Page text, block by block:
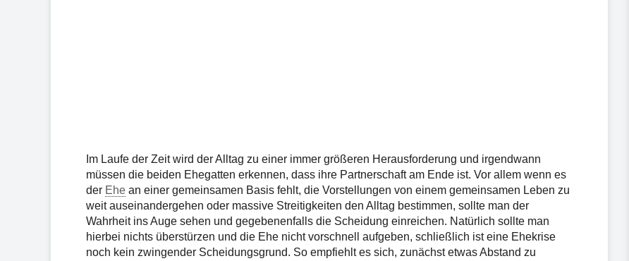
Im Laufe der Zeit wird der Alltag zu einer immer größeren Herausforderung und irgendwann
müssen die beiden Ehegatten erkennen, dass ihre Partnerschaft am Ende ist. Vor allem wenn es
der Ehe an einer gemeinsamen Basis fehlt, die Vorstellungen von einem gemeinsamen Leben zu
weit auseinandergehen oder massive Streitigkeiten den Alltag bestimmen, sollte man der
Wahrheit ins Auge sehen und gegebenenfalls die Scheidung einreichen. Natürlich sollte man
hierbei nichts überstürzen und die Ehe nicht vorschnell aufgeben, schließlich ist eine Ehekrise
noch kein zwingender Scheidungsgrund. So empfiehlt es sich, zunächst etwas Abstand zu